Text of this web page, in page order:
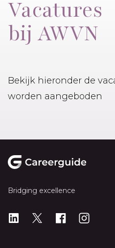
Vacatures
bij AWVN
Bekijk hieronder de
worden aangeboden
Bridging excellence
LinkedIn
X Instagram